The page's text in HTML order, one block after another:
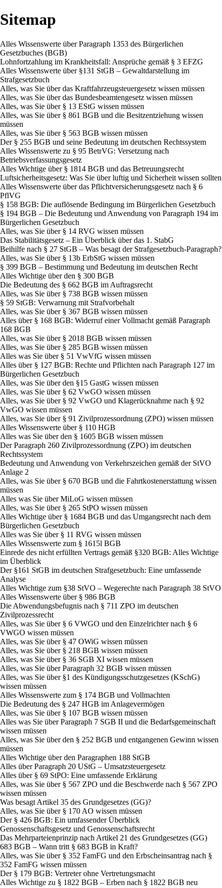
Sitemap
Alles Wissenswerte über Paragraph 1353 des Bürgerlichen
Gesetzbuches (BGB)
Lohnfortzahlung im Krankheitsfall: Ansprüche gemäß § 3 EFZG
Alles Wissenswerte über §131 StGB – Gewaltdarstellung im
Strafgesetzbuch
Alles, was Sie über das Kraftfahrzeugsteuergesetz wissen müssen
Alles, was Sie über das Bundesbeamtengesetz wissen müssen
Alles, was Sie über § 13 EStG wissen müssen
Alles, was Sie über § 861 BGB und die Besitzentziehung wissen
müssen
Alles, was Sie über § 563 BGB wissen müssen
Der § 255 BGB und seine Bedeutung im deutschen Rechtssystem
Alles Wissenswerte zu § 95 BetrVG: Versetzung nach
Betriebsverfassungsgesetz
Alles Wichtige über § 1814 BGB und das Betreuungsrecht
Luftsicherheitsgesetz: Was Sie über luftig und Sicherheit wissen sollten
Alles Wissenswerte über das Pflichtversicherungsgesetz nach § 6
PflVG
§ 158 BGB: Die auflösende Bedingung im Bürgerlichen Gesetzbuch
§ 194 BGB – Die Bedeutung und Anwendung von Paragraph 194 im
Bürgerlichen Gesetzbuch
Alles, was Sie über § 14 RVG wissen müssen
Das Stabilitätsgesetz – Ein Überblick über das 1. StabG
Beihilfe nach § 27 StGB – Was besagt der Strafgesetzbuch-Paragraph?
Alles, was Sie über § 13b ErbStG wissen müssen
§ 399 BGB – Bestimmung und Bedeutung im deutschen Recht
Alles Wichtige über den § 300 BGB
Die Bedeutung des § 662 BGB im Auftragsrecht
Alles, was Sie über § 738 BGB wissen müssen
§ 59 StGB: Verwarnung mit Strafvorbehalt
Alles, was Sie über § 367 BGB wissen müssen
Alles über § 168 BGB: Widerruf einer Vollmacht gemäß Paragraph
168 BGB
Alles, was Sie über § 2018 BGB wissen müssen
Alles, was Sie über § 285 BGB wissen müssen
Alles was Sie über § 51 VwVfG wissen müssen
Alles über § 127 BGB: Rechte und Pflichten nach Paragraph 127 im
Bürgerlichen Gesetzbuch
Alles, was Sie über den §15 GastG wissen müssen
Alles, was Sie über § 62 VwGO wissen müssen
Alles, was Sie über § 92 VwGO und Klagerücknahme nach § 92
VwGO wissen müssen
Alles, was Sie über § 91 Zivilprozessordnung (ZPO) wissen müssen
Alles Wissenswerte über § 110 HGB
Alles was Sie über den § 1605 BGB wissen müssen
Der Paragraph 260 Zivilprozessordnung (ZPO) im deutschen
Rechtssystem
Bedeutung und Anwendung von Verkehrszeichen gemäß der StVO
Anlage 2
Alles, was Sie über § 670 BGB und die Fahrtkostenerstattung wissen
müssen
Alles was Sie über MiLoG wissen müssen
Alles, was Sie über § 265 StPO wissen müssen
Alles Wichtige über § 1684 BGB und das Umgangsrecht nach dem
Bürgerlichen Gesetzbuch
Alles was Sie über § 11 RVG wissen müssen
Alles Wissenswerte zum § 1615l BGB
Einrede des nicht erfüllten Vertrags gemäß §320 BGB: Alles Wichtige
im Überblick
Der §161 StGB im deutschen Strafgesetzbuch: Eine umfassende
Analyse
Alles Wichtige zum §38 StVO – Wegerechte nach Paragraph 38 StVO
Alles Wissenswerte über § 986 BGB
Die Abwendungsbefugnis nach § 711 ZPO im deutschen
Zivilprozessrecht
Alles, was Sie über § 6 VWGO und den Einzelrichter nach § 6
VWGO wissen müssen
Alles, was Sie über § 47 OWiG wissen müssen
Alles, was Sie über § 218 BGB wissen müssen
Alles, was Sie über § 36 SGB XI wissen müssen
Alles, was Sie über Paragraph 32 BGB wissen müssen
Alles, was Sie über §1 des Kündigungsschutzgesetzes (KSchG)
wissen müssen
Alles Wissenswerte zum § 174 BGB und Vollmachten
Die Bedeutung des § 247 HGB im Anlagevermögen
Alles, was Sie über § 107 BGB wissen müssen
Alles was Sie über Paragraph 7 SGB II und die Bedarfsgemeinschaft
wissen müssen
Alles, was Sie über den § 252 BGB und entgangenen Gewinn wissen
müssen
Alles Wichtige über den Paragraphen 188 StGB
Alles über Paragraph 20 UStG – Umsatzsteuergesetz
Alles über § 69 StPO: Eine umfassende Erklärung
Alles, was Sie über § 567 ZPO und die Beschwerde nach § 567 ZPO
wissen müssen
Was besagt Artikel 35 des Grundgesetzes (GG)?
Alles, was Sie über § 170 AO wissen müssen
Der § 426 BGB: Ein umfassender Überblick
Genossenschaftsgesetz und Genossenschaftsrecht
Das Mehrparteienprinzip nach Artikel 21 des Grundgesetzes (GG)
683 BGB – Wann tritt § 683 BGB in Kraft?
Alles, was Sie über § 352 FamFG und den Erbscheinsantrag nach §
352 FamFG wissen müssen
Der § 179 BGB: Vertreter ohne Vertretungsmacht
Alles Wichtige zu § 1822 BGB – Erben nach § 1822 BGB neu